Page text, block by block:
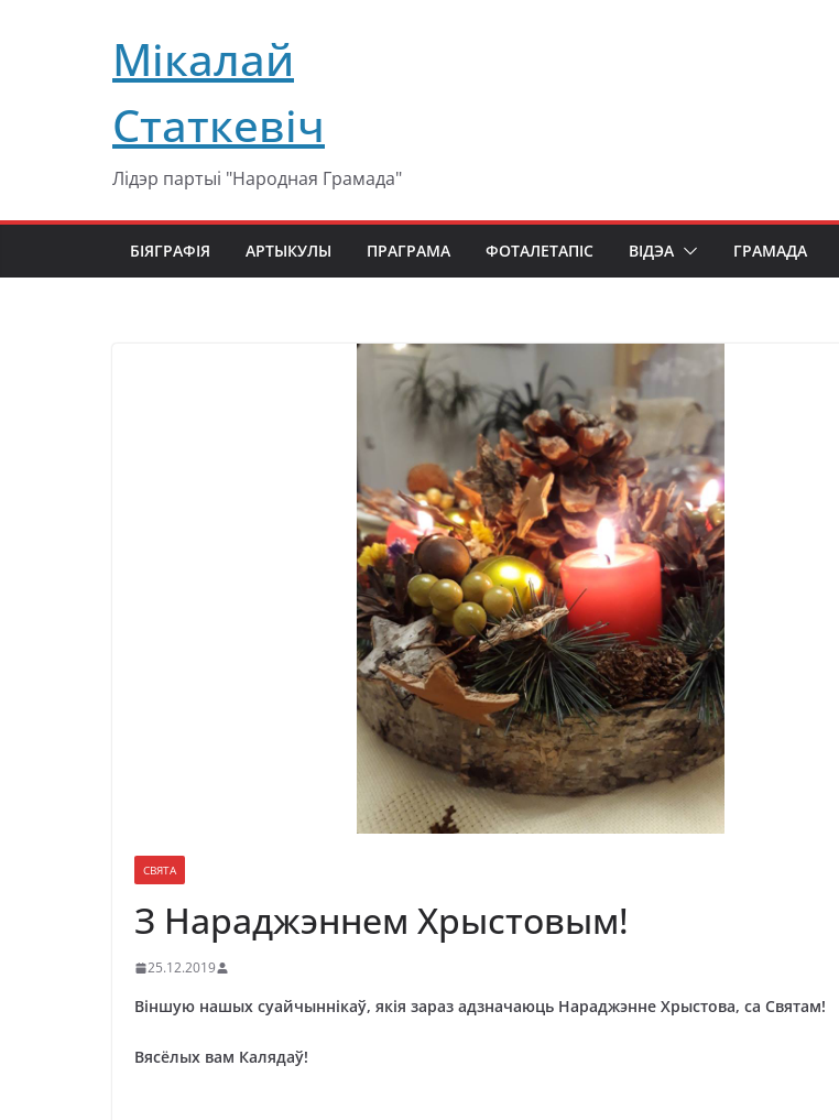
содержимомуМікалай
Статкевіч
Лідэр партыі "Народная Грамада"
БІЯГРАФІЯ АРТЫКУЛЫ ПРАГРАМА ФОТАЛЕТАПІС ВІДЭА ГРАМАДА
СВЯТА
З Нараджэннем Хрыстовым!
25.12.2019
Віншую нашых суайчыннікаў, якія зараз адзначаюць Нараджэнне Хрыстова, са Святам!
Вясёлых вам Калядаў!